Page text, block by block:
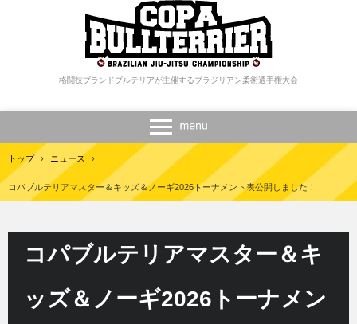
格闘技ブランドブルテリアが主催するブラジリアン柔術選手権大会
トップ › ニュース ›
コパブルテリアマスター＆キッズ＆ノーギ2026トーナメント表公開しました！
コパブルテリアマスター＆キ
ッズ＆ノーギ2026トーナメン